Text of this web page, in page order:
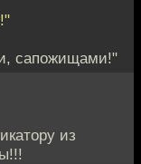
сапожищами!"
из